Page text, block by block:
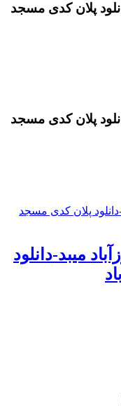
پلان کدی مسجد
پلان کدی مسجد
میبد-دانلود